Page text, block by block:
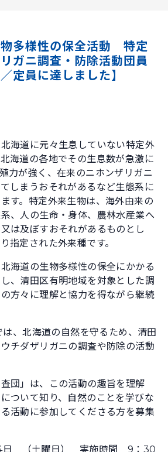
多様性の保全活動 特定
ガニ調査・防除活動団員
定員に達しました】
海道に元々生息していない特定外
海道の各地でその生息数が急激に
力が強く、在来のニホンザリガニ
しまうおそれがあるなど生態系に
す。特定外来生物は、海外由来の
、人の生命・身体、農林水産業へ
は及ぼすおそれがあるものとし
指定された外来種です。
海道の生物多様性の保全にかかる
、清田区有明地域を対象とした調
方々に理解と協力を得ながら継続
、北海道の自然を守るため、清田
チダザリガニの調査や防除の活動
査団」は、この活動の趣旨を理解
ついて知り、自然のことを学びな
活動に参加してくださる方を募集
（土曜日） 実施時間 9：30